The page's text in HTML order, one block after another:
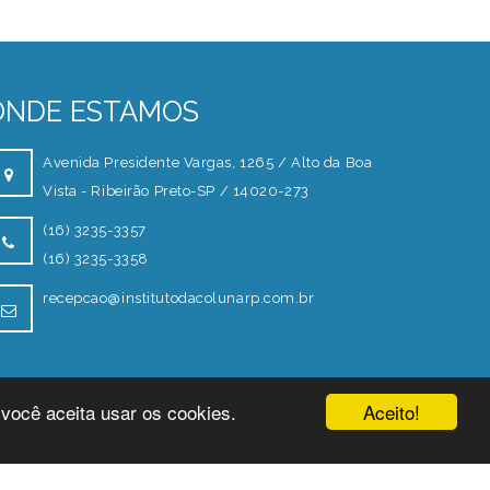
Aceito!
aceita usar os cookies.
ESTAMOS
Avenida Presidente Vargas, 1265 / Alto da Boa
Vista - Ribeirão Preto-SP / 14020-273
(16) 3235-3357
(16) 3235-3358
recepcao@institutodacolunarp.com.br